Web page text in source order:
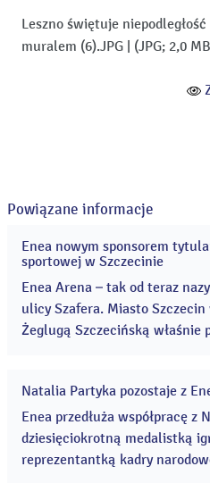
Leszno świętuje
muralem (6).JPG
(JPG; 2,0
Powiązane informacje
Enea nowym sponsorem
sportowej w Szczecinie
Enea Arena – tak od teraz
ulicy Szafera. Miasto
Żeglugą Szczecińską właśnie
lekkoatletyczne, szermierki i
Natalia Partyka pozostaje z
Enea przedłuża współpracę z
dziesięciokrotną medalistką
reprezentantką kadry